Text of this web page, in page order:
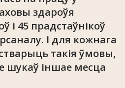
здароўя
і 45 прадстаўнікоў
І для кожнага
такія ўмовы,
шукаў іншае месца